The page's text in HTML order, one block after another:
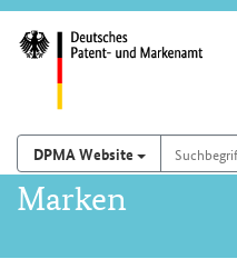
Suchen auf
DPMA Website Suchbegriff
Hauptnavigation
Marken